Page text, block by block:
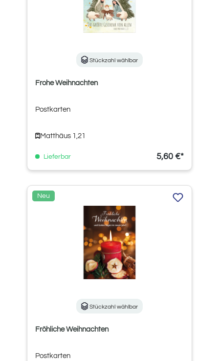
Stückzahl wählbar
Frohe Weihnachten
Postkarten
Matthäus 1,21
Lieferbar 5,60 €*
Neu
Stückzahl wählbar
Fröhliche Weihnachten
Postkarten